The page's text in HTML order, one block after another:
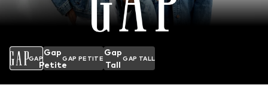
GAP
Gap
Petite
GAP PETITE
Gap
Tall
GAP TALL